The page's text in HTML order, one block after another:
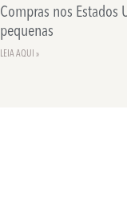
Compras nos Estados
pequenas
LEIA AQUI »